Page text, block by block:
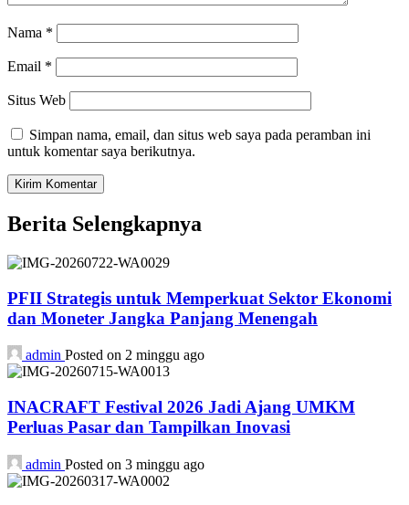
Nama *
Email *
Situs Web
Simpan nama, email, dan situs web saya pada peramban ini
untuk komentar saya berikutnya.
Berita Selengkapnya
PFII Strategis untuk Memperkuat Sektor Ekonomi
dan Moneter Jangka Panjang Menengah
admin Posted on 2 minggu ago
INACRAFT Festival 2026 Jadi Ajang UMKM
Perluas Pasar dan Tampilkan Inovasi
admin Posted on 3 minggu ago